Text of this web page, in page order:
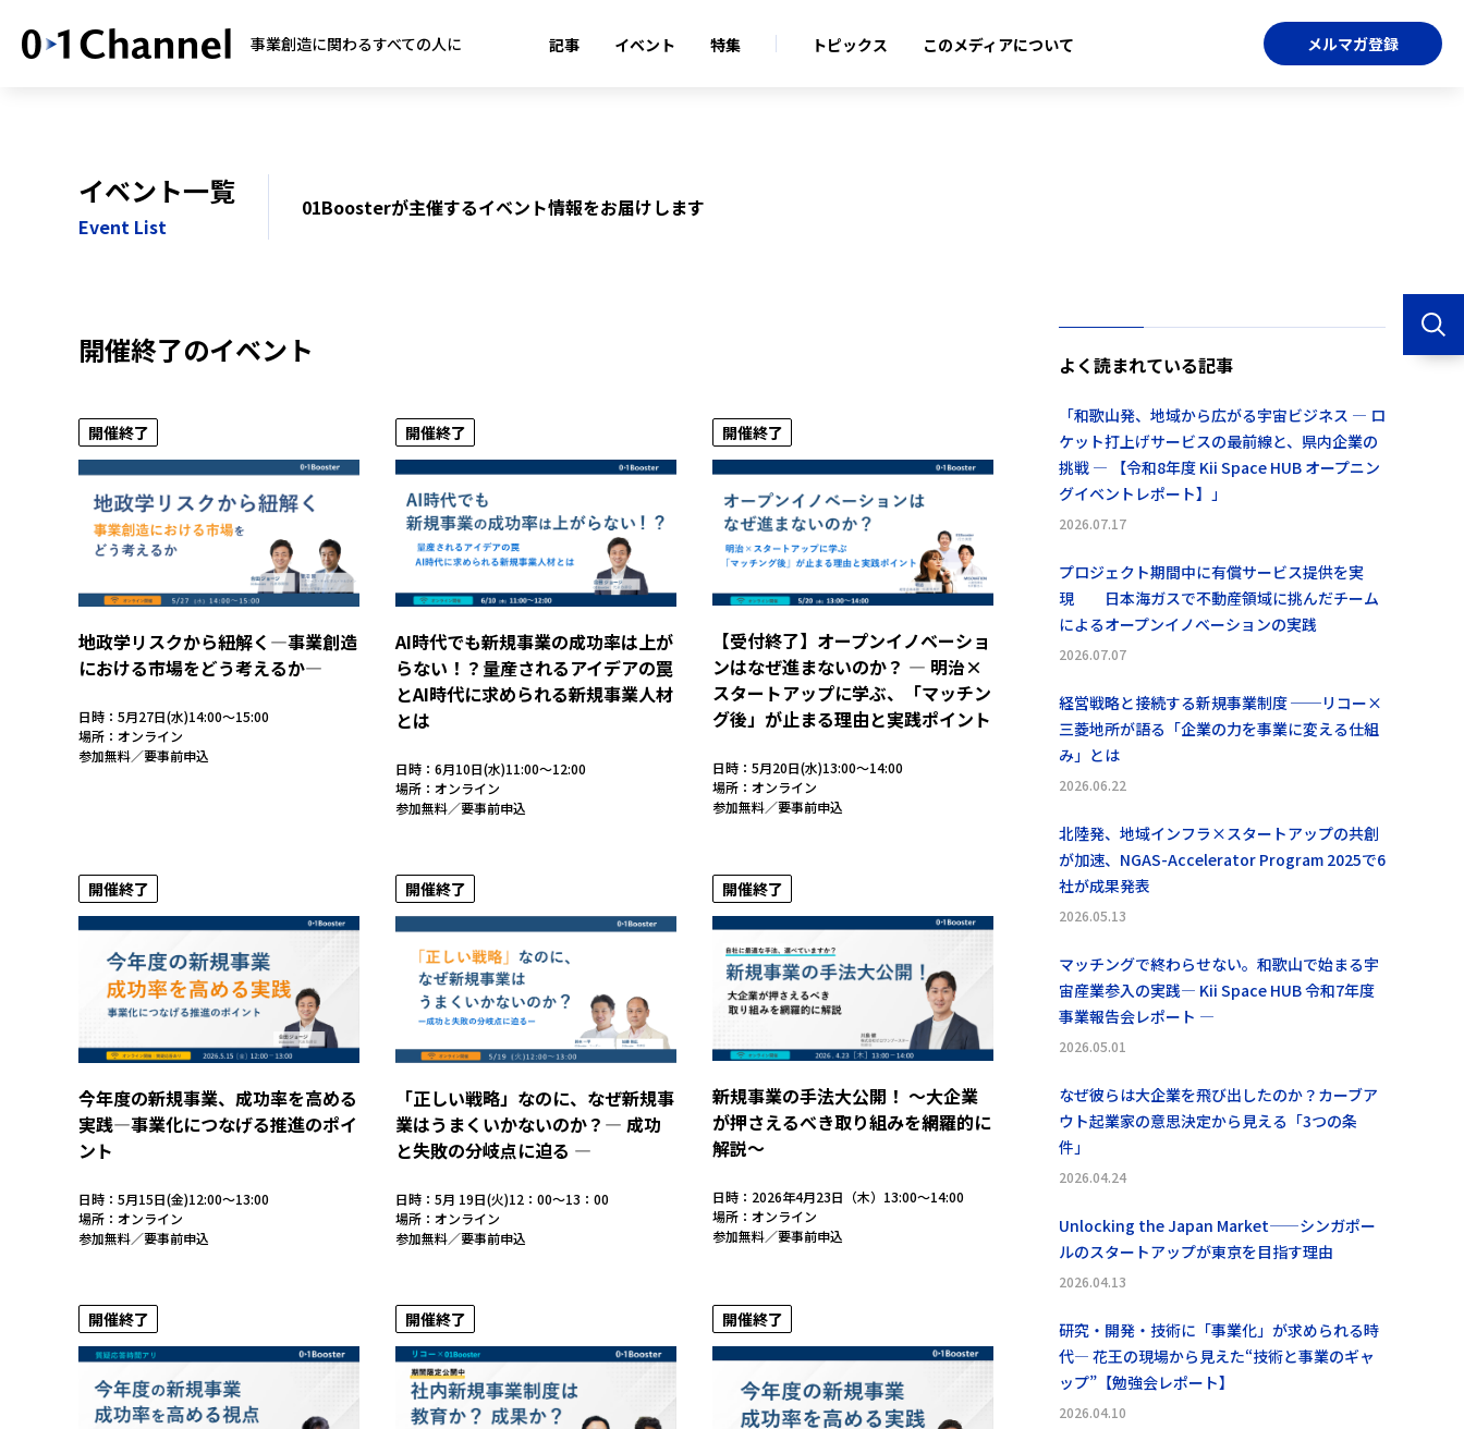
事業創造に関わるすべての人に 記事 イベント 特集 トピックス このメディアについて メルマガ登録
イベント一覧
Event List
01Boosterが主催するイベント情報をお届けします
開催終了のイベント
開催終了
地政学リスクから紐解く―事業創造
における市場をどう考えるか―
日時：5月27日(水)14:00～15:00
場所：オンライン
参加無料／要事前申込
開催終了
AI時代でも新規事業の成功率は上が
らない！？量産されるアイデアの罠
とAI時代に求められる新規事業人材
とは
日時：6月10日(水)11:00～12:00
場所：オンライン
参加無料／要事前申込
開催終了
【受付終了】オープンイノベーショ
ンはなぜ進まないのか？ ― 明治×
スタートアップに学ぶ、「マッチン
グ後」が止まる理由と実践ポイント
日時：5月20日(水)13:00～14:00
場所：オンライン
参加無料／要事前申込
開催終了
今年度の新規事業、成功率を高める
実践―事業化につなげる推進のポイ
ント
日時：5月15日(金)12:00～13:00
場所：オンライン
参加無料／要事前申込
開催終了
「正しい戦略」なのに、なぜ新規事
業はうまくいかないのか？― 成功
と失敗の分岐点に迫る ―
日時：5月 19日(火)12：00～13：00
場所：オンライン
参加無料／要事前申込
開催終了
新規事業の手法大公開！ 〜大企業
が押さえるべき取り組みを網羅的に
解説〜
日時：2026年4月23日（木）13:00〜14:00
場所：オンライン
参加無料／要事前申込
開催終了 開催終了 開催終了
よく読まれている記事
「和歌山発、地域から広がる宇宙ビジネス ― ロ
ケット打上げサービスの最前線と、県内企業の
挑戦 ― 【令和8年度 Kii Space HUB オープニン
グイベントレポート】」
2026.07.17
プロジェクト期間中に有償サービス提供を実
現 日本海ガスで不動産領域に挑んだチーム
によるオープンイノベーションの実践
2026.07.07
経営戦略と接続する新規事業制度 ──リコー×
三菱地所が語る「企業の力を事業に変える仕組
み」とは
2026.06.22
北陸発、地域インフラ×スタートアップの共創
が加速、NGAS-Accelerator Program 2025で6
社が成果発表
2026.05.13
マッチングで終わらせない。和歌山で始まる宇
宙産業参入の実践― Kii Space HUB 令和7年度
事業報告会レポート ―
2026.05.01
なぜ彼らは大企業を飛び出したのか？カーブア
ウト起業家の意思決定から見える「3つの条
件」
2026.04.24
Unlocking the Japan Market——シンガポー
ルのスタートアップが東京を目指す理由
2026.04.13
研究・開発・技術に「事業化」が求められる時
代― 花王の現場から見えた“技術と事業のギャ
ップ”【勉強会レポート】
2026.04.10